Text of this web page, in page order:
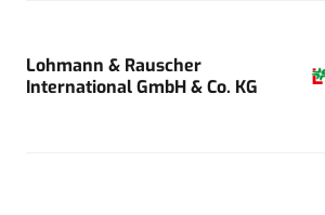
Lohmann & Rauscher
International GmbH & Co. KG